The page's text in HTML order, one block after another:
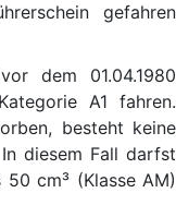
gefahren
dem 01.04.1980
A1 fahren.
besteht keine
diesem Fall darfst
cm³ (Klasse AM)